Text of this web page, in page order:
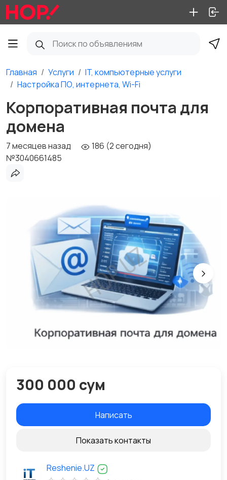
Главная Услуги
IT, компьютерные услуги
Настройка ПО, интернета, Wi-Fi
Корпоративная почта для
домена
7 месяцев назад
186 (2 сегодня)
№3040661485
300 000 сум
Написать
Показать контакты
Reshenie.UZ